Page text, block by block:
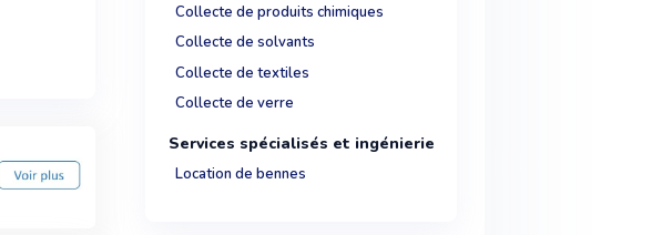
Collecte de produits chimiques
Collecte de solvants
Collecte de textiles
Collecte de verre
Services spécialisés et ingénierie
Location de bennes